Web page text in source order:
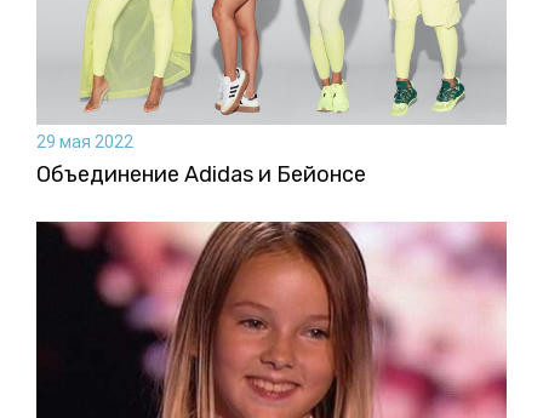
29 мая 2022
Объединение Adidas и Бейонсе